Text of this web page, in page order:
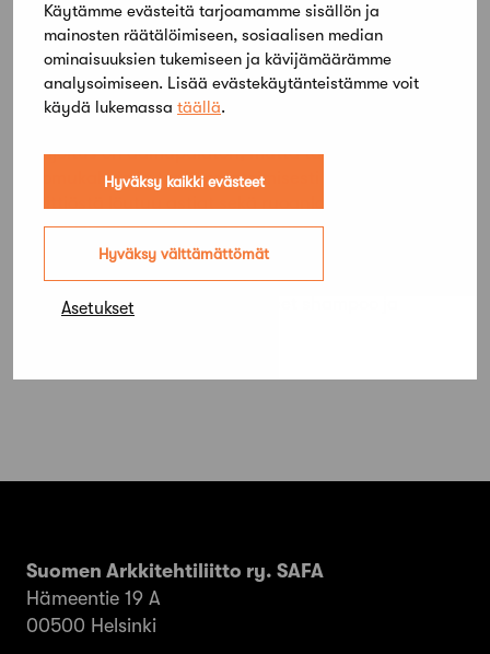
Käytämme evästeitä tarjoamamme sisällön ja
mainosten räätälöimiseen, sosiaalisen median
ominaisuuksien tukemiseen ja kävijämäärämme
analysoimiseen. Lisää evästekäytänteistämme voit
käydä lukemassa täällä.
Hyväksy kaikki evästeet
Hyväksy välttämättömät
Asetukset
Arkkitehtipäivän osallistujat voivat varata
majoituksensa koodilla: ARKKI24
Majoituksen voi varata osoitteesta
www.hostelbjorkenheim.fi
Majoitus on aamupalaton, mutta talo tarjoaa
luomukahvia ja teetä omatoimisesti keitettäväksi.
joilla voi valmistaa ruokaa aamupalasta iltapalaan.
Jokaista majoittujaa varten huoneesta löytyy
valmiiksi sijattu vuode, kylpy- ja käsipyyhe sekä
kasviöljypohjaiset matkakokoiset shampoo ja
Suomen Arkkitehtiliitto ry. SAFA
Hämeentie 19 A
00500 Helsinki